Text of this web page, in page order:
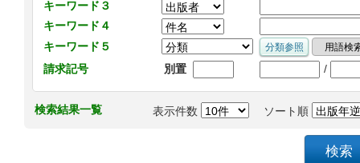
キーワード３
キーワード４
キーワード５
請求記号
別置 /
検索結果一覧 表示件数 ソート順